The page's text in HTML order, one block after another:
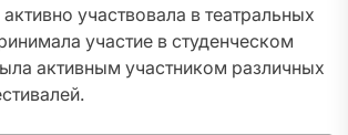
участвовала в театральных
участие в студенческом
активным участником различных